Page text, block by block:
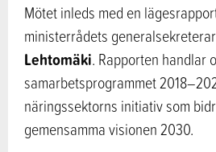
Mötet inleds med en
ministerrådets
Lehtomäki. Rapporten handlar
samarbetsprogrammet
näringssektorns initiativ som
gemensamma visionen 2030.